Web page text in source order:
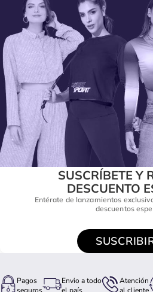
SUSCRÍBETE Y
DESCUENTO
Entérate de lanzamientos
descuentos
Pagos
Envio a todo
Atención